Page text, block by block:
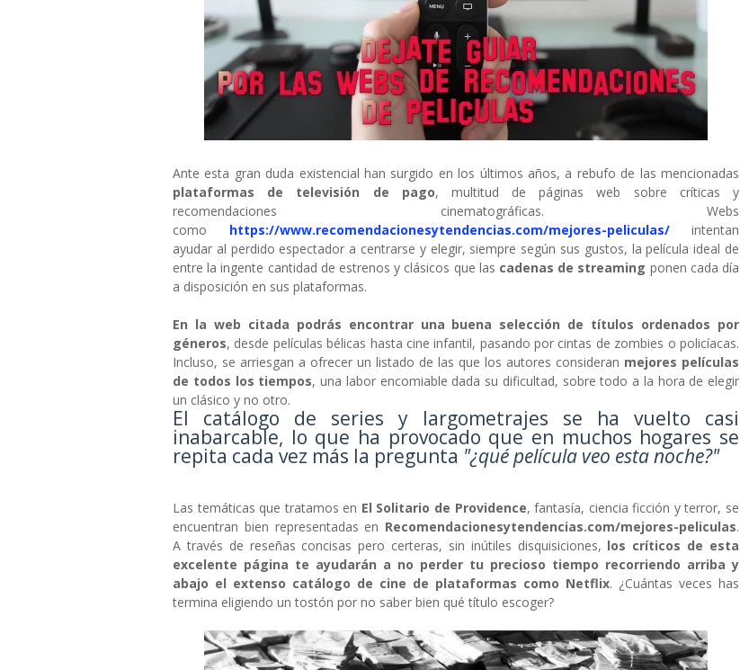
Ante esta gran duda existencial han surgido en los últimos años, a rebufo de las mencionadas
plataformas de televisión de pago, multitud de páginas web sobre críticas y
recomendaciones cinematográficas. Webs
como https://www.recomendacionesytendencias.com/mejores-peliculas/intentan
ayudar al perdido espectador a centrarse y elegir, siempre según sus gustos, la película ideal de
entre la ingente cantidad de estrenos y clásicos que las cadenas de streaming ponen cada día
a disposición en sus plataformas.
En la web citada podrás encontrar una buena selección de títulos ordenados por
géneros, desde películas bélicas hasta cine infantil, pasando por cintas de zombies o policíacas.
Incluso, se arriesgan a ofrecer un listado de las que los autores consideran mejores películas
de todos los tiempos, una labor encomiable dada su dificultad, sobre todo a la hora de elegir
un clásico y no otro.
El catálogo de series y largometrajes se ha vuelto casi
inabarcable, lo que ha provocado que en muchos hogares se
repita cada vez más la pregunta "¿qué película veo esta noche?"
Las temáticas que tratamos en El Solitario de Providence, fantasía, ciencia ficción y terror, se
encuentran bien representadas en Recomendacionesytendencias.com/mejores-peliculas.
A través de reseñas concisas pero certeras, sin inútiles disquisiciones, los críticos de esta
excelente página te ayudarán a no perder tu precioso tiempo recorriendo arriba y
abajo el extenso catálogo de cine de plataformas como Netflix. ¿Cuántas veces has
termina eligiendo un tostón por no saber bien qué título escoger?